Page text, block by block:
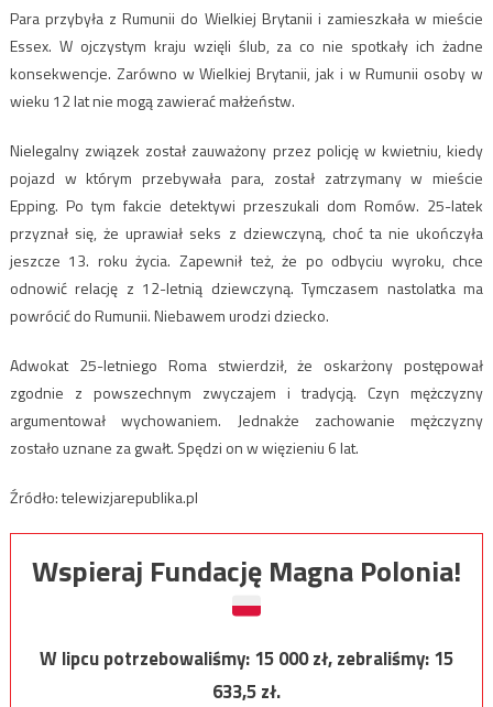
Para przybyła z Rumunii do Wielkiej Brytanii i zamieszkała w mieście
Essex. W ojczystym kraju wzięli ślub, za co nie spotkały ich żadne
konsekwencje. Zarówno w Wielkiej Brytanii, jak i w Rumunii osoby w
wieku 12 lat nie mogą zawierać małżeństw.
Nielegalny związek został zauważony przez policję w kwietniu, kiedy
pojazd w którym przebywała para, został zatrzymany w mieście
Epping. Po tym fakcie detektywi przeszukali dom Romów. 25-latek
przyznał się, że uprawiał seks z dziewczyną, choć ta nie ukończyła
jeszcze 13. roku życia. Zapewnił też, że po odbyciu wyroku, chce
odnowić relację z 12-letnią dziewczyną. Tymczasem nastolatka ma
powrócić do Rumunii. Niebawem urodzi dziecko.
Adwokat 25-letniego Roma stwierdził, że oskarżony postępował
zgodnie z powszechnym zwyczajem i tradycją. Czyn mężczyzny
argumentował wychowaniem. Jednakże zachowanie mężczyzny
zostało uznane za gwałt. Spędzi on w więzieniu 6 lat.
Źródło: telewizjarepublika.pl
Wspieraj Fundację Magna Polonia!
W lipcu potrzebowaliśmy:15 000zł, zebraliśmy:15
633,5zł.